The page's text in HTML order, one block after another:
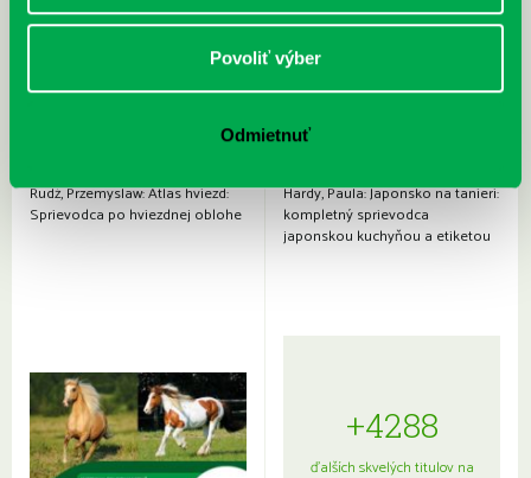
Povoliť výber
Odmietnuť
Rudź, Przemyslaw: Atlas hviezd:
Sprievodca po hviezdnej oblohe
Hardy, Paula: Japonsko na tanieri:
kompletný sprievodca
japonskou kuchyňou a etiketou
+4288
ďalších skvelých titulov na